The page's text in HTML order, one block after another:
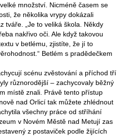
množství. Nicméně časem se
že několika vrypy dokázali
tváře. „Je to veliká škola. Někdy
nakřivo oči. Ale když takovou
v betlému, zjistíte, že jí to
Betlém s pradědečkem
scénu zvěstování a příchod tří
různorodější – zachycovaly běžný
místě znali. Právě tento přístup
nad Orlicí tak můžete zhlédnout
všechny práce od stříhání
v Novém Městě nad Metují zas
z postaviček podle žijících